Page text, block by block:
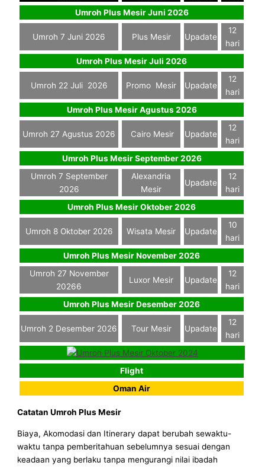
Umroh Plus Mesir Juni 2026
Umroh 7 Juni 2026 Plus Mesir Upadate
12
hari
Umroh Plus Mesir Juli 2026
Umroh 22 Juli 2026 Promo Mesir Upadate
12
hari
Umroh Plus Mesir Agustus 2026
Umroh 27 Agustus 2026 Cairo Mesir Upadate
12
hari
Umroh Plus Mesir September 2026
Umroh 7 September
2026
Alexandria
Mesir
Upadate
12
hari
Umroh Plus Mesir Oktober 2026
Umroh 8 Oktober 2026 Wisata Mesir Upadate
10
hari
Umroh Plus Mesir November 2026
Umroh 27 November
20266
Luxor Mesir Upadate
12
hari
Umroh Plus Mesir Desember 2026
Umroh 2 Desember 2026 Tour Mesir Upadate
12
hari
Flight
Oman Air
Catatan Umroh Plus Mesir
Biaya, Akomodasi dan Itinerary dapat berubah sewaktu-
waktu tanpa pemberitahuan sebelumnya sesuai dengan
keadaan yang berlaku tanpa mengurangi nilai ibadah